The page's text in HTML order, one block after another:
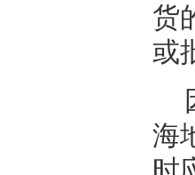
货
或
海